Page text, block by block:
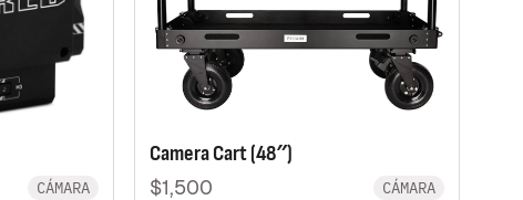
CÁMARA
Camera Cart (48″)
$1,500 CÁMARA